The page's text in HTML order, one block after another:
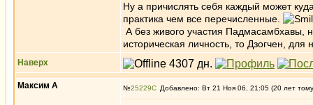
Ну а причислять себя каждый может
практика чем все перечисленные.
А без живого участия Падмасамбхавы,
историческая личность, то Дзогчен, для
Наверх
Максим А №25229 Добавлено: Вт 21 Ноя 06, 21:05 (20 лет